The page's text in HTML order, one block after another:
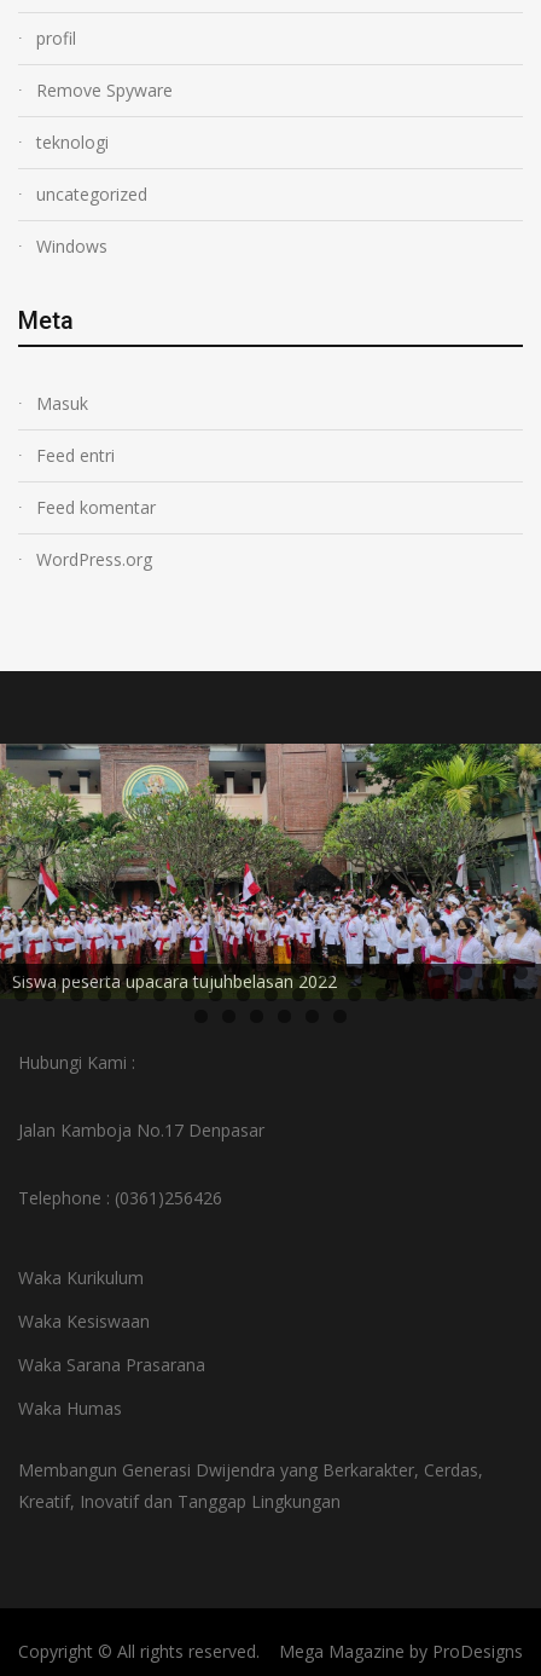
profil
Remove Spyware
teknologi
uncategorized
Windows
Meta
Masuk
Feed entri
Feed komentar
WordPress.org
Siswa peserta upacara tujuhbelasan 2022
Hubungi Kami :
Jalan Kamboja No.17 Denpasar
Telephone : (0361)256426
Waka Kurikulum
Waka Kesiswaan
Waka Sarana Prasarana
Waka Humas
Membangun Generasi Dwijendra yang Berkarakter, Cerdas,
Kreatif, Inovatif dan Tanggap Lingkungan
Copyright © All rights reserved. Mega Magazine by ProDesigns